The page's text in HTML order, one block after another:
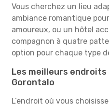
Vous cherchez un lieu
ambiance romantique
amoureux, ou un hôtel
compagnon à quatre
option pour chaque type
Les meilleurs
Gorontalo
L’endroit où vous